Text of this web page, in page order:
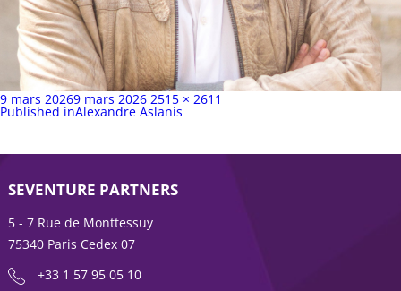
Publié
sur
9 mars 20269 mars 2026 Taille
complète
2515 × 2611
Navigation
Published inAlexandre Aslanis
SEVENTURE PARTNERS
5 - 7 Rue de Monttessuy
75340 Paris Cedex 07
+33 1 57 95 05 10